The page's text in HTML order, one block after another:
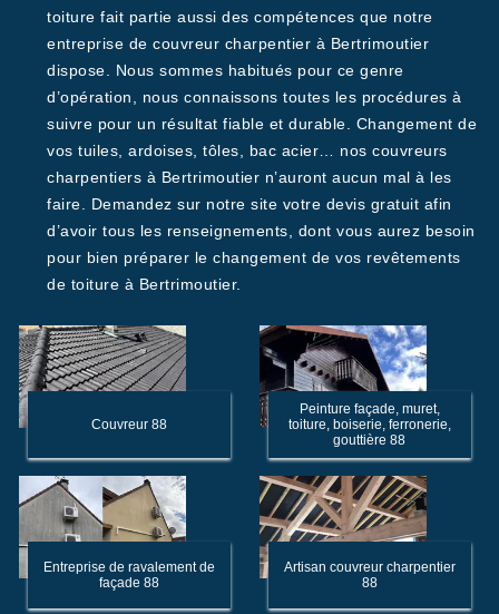
toiture fait partie aussi des compétences que notre
entreprise de couvreur charpentier à Bertrimoutier
dispose. Nous sommes habitués pour ce genre
d’opération, nous connaissons toutes les procédures à
suivre pour un résultat fiable et durable. Changement de
vos tuiles, ardoises, tôles, bac acier… nos couvreurs
charpentiers à Bertrimoutier n’auront aucun mal à les
faire. Demandez sur notre site votre devis gratuit afin
d’avoir tous les renseignements, dont vous aurez besoin
pour bien préparer le changement de vos revêtements
de toiture à Bertrimoutier.
Couvreur 88
Peinture façade, muret,
toiture, boiserie, ferronerie,
gouttière 88
Entreprise de ravalement de
façade 88
Artisan couvreur charpentier
88